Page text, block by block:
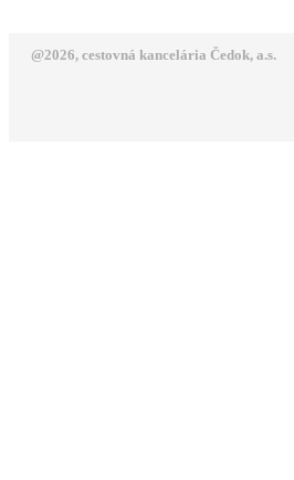
@2026, cestovná kancelária Čedok, a.s.